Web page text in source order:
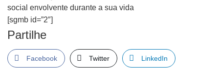
social envolvente durante a sua vida
[sgmb id=”2″]
Partilhe
Facebook Twitter LinkedIn